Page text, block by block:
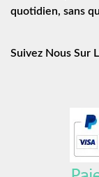
quotidien, sans
Suivez Nous Sur